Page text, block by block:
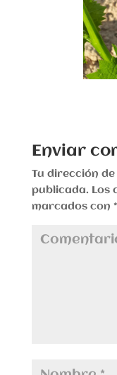
Enviar
Tu dirección
publicada. Los
marcados con *